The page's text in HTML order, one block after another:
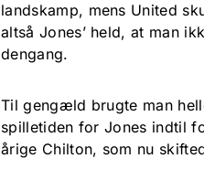
landskamp, mens United
altså Jones’ held, at man
dengang.
Til gengæld brugte man
spilletiden for Jones indtil
årige Chilton, som nu